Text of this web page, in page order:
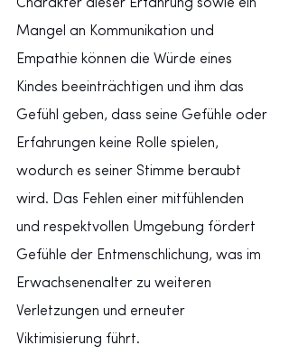
Charakter dieser Erfahrung sowie ein
Mangel an Kommunikation und
Empathie können die Würde eines
Kindes beeinträchtigen und ihm das
Gefühl geben, dass seine Gefühle oder
Erfahrungen keine Rolle spielen,
wodurch es seiner Stimme beraubt
wird. Das Fehlen einer mitfühlenden
und respektvollen Umgebung fördert
Gefühle der Entmenschlichung, was im
Erwachsenenalter zu weiteren
Verletzungen und erneuter
Viktimisierung führt.